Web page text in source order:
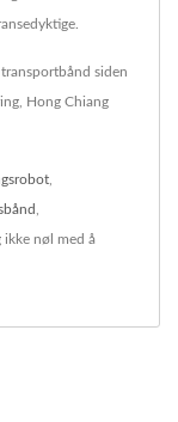
siden
Hong Chiang
ikke nøl med å